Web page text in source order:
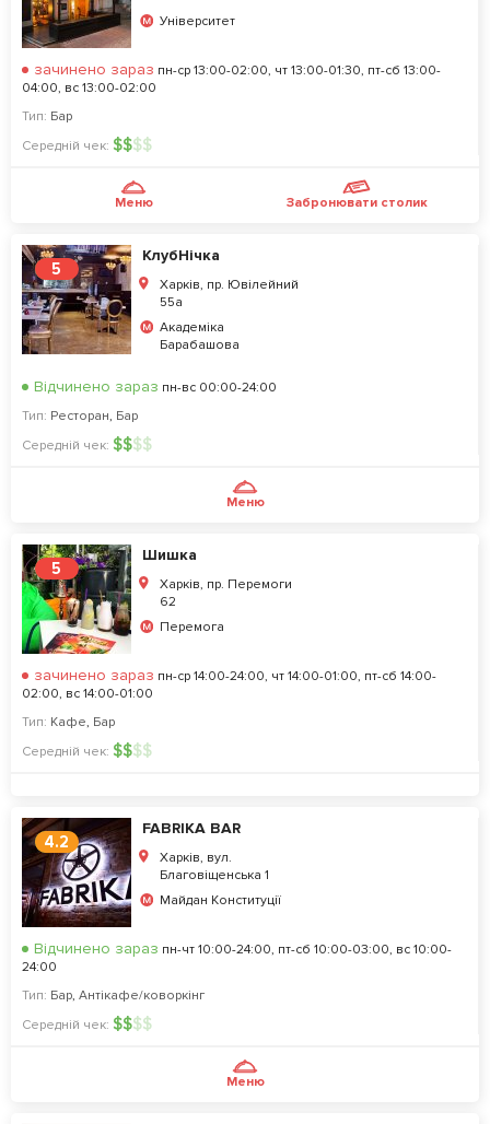
Університет
зачинено зараз пн-ср 13:00-02:00, чт 13:00-01:30, пт-сб 13:00-
04:00, вс 13:00-02:00
Тип: Бар
Середній чек: $$$$
Меню Забронювати столик
5
КлубНічка
Харків, пр. Ювілейний
55а
Академіка
Барабашова
Відчинено зараз пн-вс 00:00-24:00
Тип: Ресторан, Бар
Середній чек: $$$$
Меню
5
Шишка
Харків, пр. Перемоги
62
Перемога
зачинено зараз пн-ср 14:00-24:00, чт 14:00-01:00, пт-сб 14:00-
02:00, вс 14:00-01:00
Тип: Кафе, Бар
Середній чек: $$$$
4.2
FABRIKA BAR
Харків, вул.
Благовіщенська 1
Майдан Конституції
Відчинено зараз пн-чт 10:00-24:00, пт-сб 10:00-03:00, вс 10:00-
24:00
Тип: Бар, Антікафе/коворкінг
Середній чек: $$$$
Меню